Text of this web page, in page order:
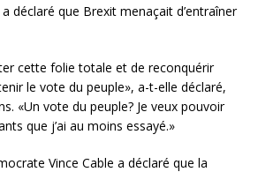
déclaré que Brexit menaçait d’entraîner
cette folie totale et de reconquérir
le vote du peuple», a-t-elle déclaré,
«Un vote du peuple? Je veux pouvoir
que j’ai au moins essayé.»
Vince Cable a déclaré que la